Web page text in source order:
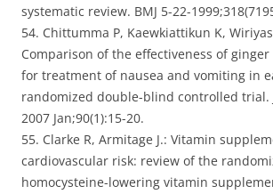
systematic review. BMJ 5-22-
54. Chittumma P, Kaewkiattikun K,
Comparison of the effectiveness of
for treatment of nausea and vomiting in
randomized double-blind controlled trial.
2007 Jan;90(1):15-20.
55. Clarke R, Armitage J.: Vitamin
cardiovascular risk: review of the
homocysteine-lowering vitamin